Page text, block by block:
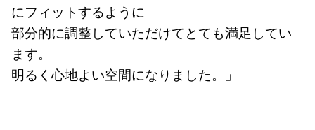
にフィットするように
部分的に調整していただけてとても満足してい
ます。
明るく心地よい空間になりました。」